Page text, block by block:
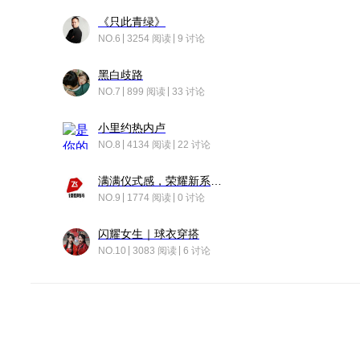
《只此青绿》
NO.6 3254 阅读 9 讨论
黑白歧路
NO.7 899 阅读 33 讨论
小里约热内卢
NO.8 4134 阅读 22 讨论
NO.9 1774 阅读 0 讨论
闪耀女生｜球衣穿搭
NO.10 3083 阅读 6 讨论